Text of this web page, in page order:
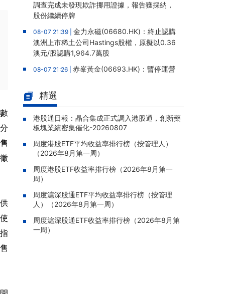
調查完成未發現欺詐挪用證據，報告獲採納，
股份繼續停牌
08-07 21:39 | 金力永磁(06680.HK)：終止認購
澳洲上市稀土公司Hastings股權，原擬以0.36
澳元/股認購1,964.7萬股
08-07 21:26 | 赤峯黃金(06693.HK)：暫停運營
人民幣5,406萬元
08-07 20:07 |靈寶黃金(03330.HK)：新疆哈巴
河勘查取得重大進展，保有金金屬量由13.20噸
躍升至53.94噸
08-07 20:04 |迅策(03317.HK)：與天合算力訂
立戰略合作備忘，共探能源垂類大模型與Toke
n工廠商業化
08-07 20:02 |
中國泛半導體IMSS市場排名第三
08-07 19:47 | 浙能邁領綠航二次遞表港交所，爲
全球領先的綠色航運設備和系統提供商
08-07 19:09 |
精選
港股通日報：晶合集成正式調入港股通，創新藥
板塊業績密集催化-20260807
周度港股ETF平均收益率排行榜（按管理人）
（2026年8月第一周）
周度港股ETF收益率排行榜（2026年8月第一
周）
周度滬深股通ETF平均收益率排行榜（按管理
人）（2026年8月第一周）
周度滬深股通ETF收益率排行榜（2026年8月第
一周）